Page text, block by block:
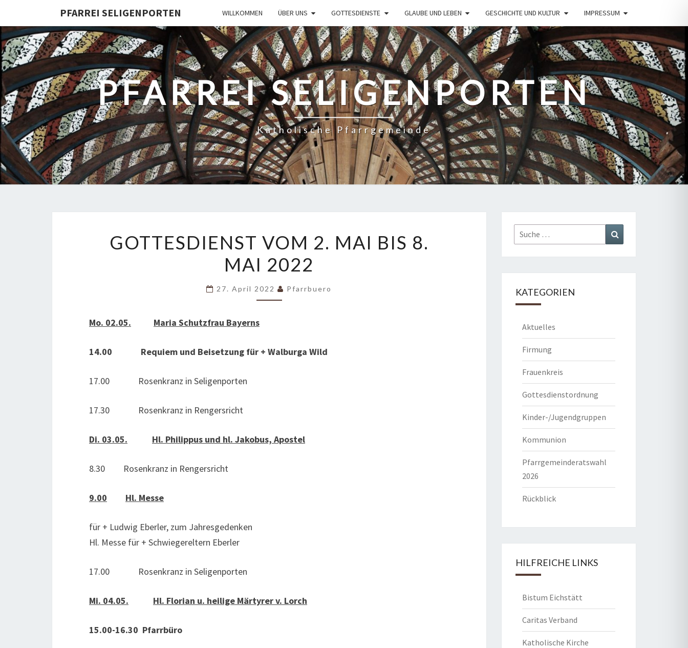
PFARREI SELIGENPORTEN WILLKOMMEN ÜBER UNS GOTTESDIENSTE GLAUBE UND LEBEN GESCHICHTE UND KULTUR IMPRESSUM
PFARREI SELIGENPORTEN
Katholische Pfarrgemeinde
VOM
2.
MAI
BIS
GOTTESDIENST VOM 2. MAI BIS 8.
MAI 2022
27. April 2022 Pfarrbuero
Mo. 02.05. Maria Schutzfrau Bayerns
14.00 Requiem und Beisetzung für + Walburga Wild
17.00 Rosenkranz in Seligenporten
17.30 Rosenkranz in Rengersricht
Di. 03.05. Hl. Philippus und hl. Jakobus, Apostel
8.30 Rosenkranz in Rengersricht
9.00 Hl. Messe
für + Ludwig Eberler, zum Jahresgedenken
Hl. Messe für + Schwiegereltern Eberler
17.00 Rosenkranz in Seligenporten
Mi. 04.05. Hl. Florian u. heilige Märtyrer v. Lorch
15.00-16.30 Pfarrbüro
Suche
nach:
KATEGORIEN
Aktuelles
Firmung
Frauenkreis
Gottesdienstordnung
Kinder-/Jugendgruppen
Kommunion
Pfarrgemeinderatswahl
2026
Rückblick
HILFREICHE LINKS
Bistum Eichstätt
Caritas Verband
Katholische Kirche